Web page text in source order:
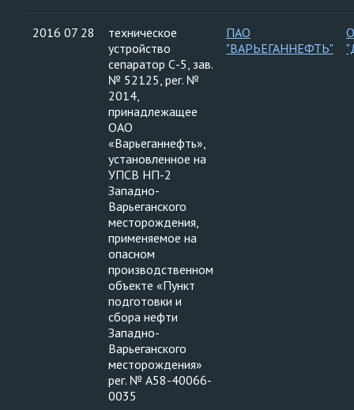
2016 07 28
техническое
устройство
сепаратор С-5, зав.
№ 52125, рег. №
2014,
принадлежащее
ОАО
«Варьеганнефть»,
установленное на
УПСВ НП-2
Западно-
Варьеганского
месторождения,
применяемое на
опасном
производственном
объекте «Пункт
подготовки и
сбора нефти
Западно-
Варьеганского
месторождения»
рег. № А58-40066-
0035
ПАО
"ВАРЬЕГАННЕФТЬ"